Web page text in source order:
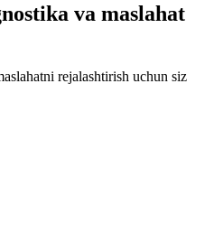
va maslahat
rejalashtirish uchun siz